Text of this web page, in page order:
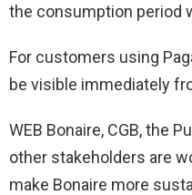
the consumption period
For customers using
be visible immediately
WEB Bonaire, CGB, the
other stakeholders are
make Bonaire more